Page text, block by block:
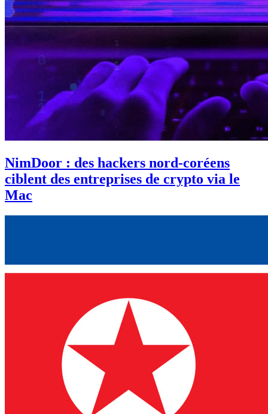
NimDoor : des hackers nord-coréens
ciblent des entreprises de crypto via le
Mac